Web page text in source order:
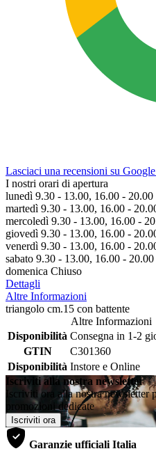
Lasciaci una recensioni su
I nostri orari di apertura
lunedì 9.30 - 13.00, 16.00 - 20.00
martedì 9.30 - 13.00, 16.00 -
mercoledì 9.30 - 13.00, 16.00 -
giovedì 9.30 - 13.00, 16.00 -
venerdì 9.30 - 13.00, 16.00 -
sabato 9.30 - 13.00, 16.00 - 20.00
domenica Chiuso
Dettagli
Altre Informazioni
triangolo cm.15 con battente
Altre Informazioni
Disponibilità Consegna in 1-2
GTIN
C301360
Disponibilità Instore e Online
Iscriviti alla nostra newsletter
Iscriviti ora alla nostra newsletter
promozioni dedicate
Iscriviti ora
Garanzie ufficiali Italia